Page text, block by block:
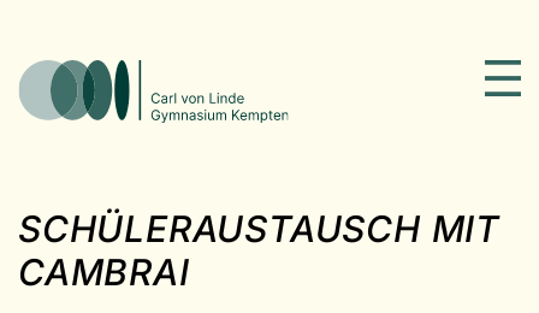
SCHÜLERAUSTAUSCH MIT
CAMBRAI